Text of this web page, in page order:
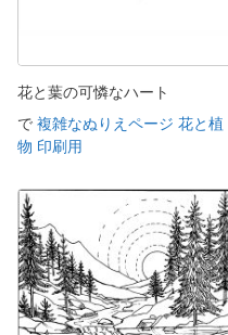
花と葉の可憐なハート
で 複雑なぬりえページ 花と植
物 印刷用